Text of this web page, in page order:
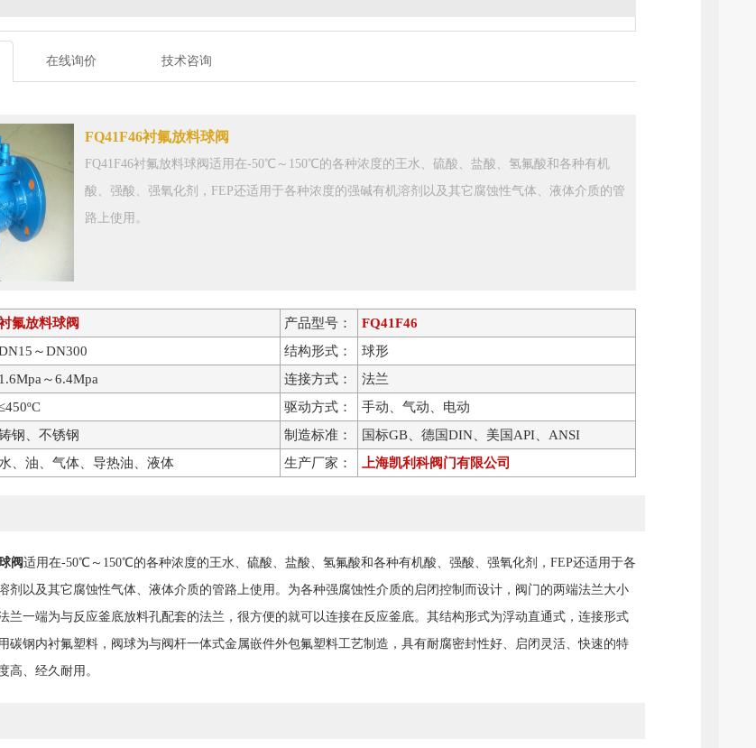
在线询价 技术咨询
FQ41F46衬氟放料球阀
FQ41F46衬氟放料球阀适用在-50℃～150℃的各种浓度的王水、硫酸、盐酸、氢氟酸和各种有机
酸、强酸、强氧化剂，FEP还适用于各种浓度的强碱有机溶剂以及其它腐蚀性气体、液体介质的管
路上使用。
氟放料球阀 产品型号：
FQ41F46
～DN300 结构形式：
球形
1.6Mpa～6.4Mpa 连接方式：
法兰
驱动方式：
手动、气动、电动
钢、不锈钢 制造标准：
国标GB、德国DIN、美国API、ANSI
水、油、气体、导热油、液体 生产厂家： 上海凯利科阀门有限公司
阀适用在-50℃～150℃的各种浓度的王水、硫酸、盐酸、氢氟酸和各种有机酸、强酸、强氧化剂，FEP还适用于各
剂以及其它腐蚀性气体、液体介质的管路上使用。为各种强腐蚀性介质的启闭控制而设计，阀门的两端法兰大小
兰一端为与反应釜底放料孔配套的法兰，很方便的就可以连接在反应釜底。其结构形式为浮动直通式，连接形式
碳钢内衬氟塑料，阀球为与阀杆一体式金属嵌件外包氟塑料工艺制造，具有耐腐密封性好、启闭灵活、快速的特
高、经久耐用。